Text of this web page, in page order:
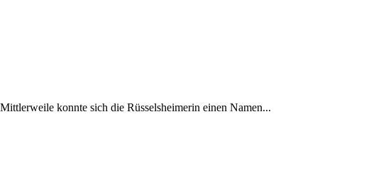
konnte sich die Rüsselsheimerin einen Namen...